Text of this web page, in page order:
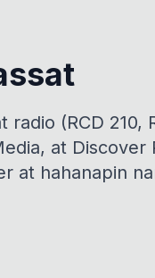
(RCD 210,
at Discover
at hahanapin